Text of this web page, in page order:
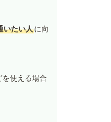
いたい人に向
使える場合